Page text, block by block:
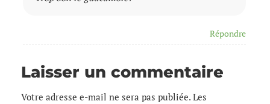
Répondre
Laisser un commentaire
Votre adresse e-mail ne sera pas publiée. Les